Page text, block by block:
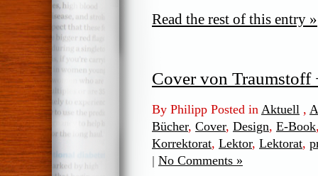
Read the rest of this entry »
Cover von
By Philipp Posted in Aktuell ,
Bücher, Cover, Design, E-Book
Korrektorat, Lektor, Lektorat,
| No Comments »